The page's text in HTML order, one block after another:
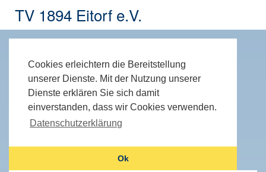
TV 1894 Eitorf e.V.
Cookies erleichtern die Bereitstellung
unserer Dienste. Mit der Nutzung unserer
Dienste erklären Sie sich damit
einverstanden, dass wir Cookies verwenden.
Datenschutzerklärung
Ok